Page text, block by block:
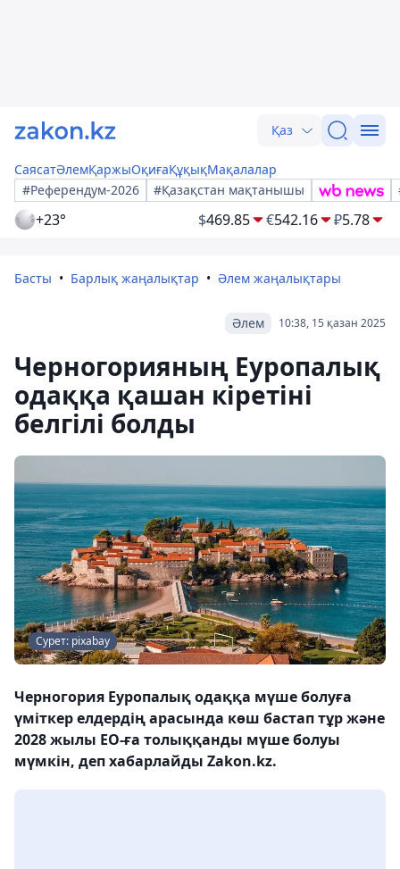
Қаз
СаясатӘлемҚаржыОқиғаҚұқықМақалалар
#Референдум-2026
#Қазақстан мақтанышы
+23° $469.85 €542.16 ₽5.78
Басты Барлық жаңалықтар Әлем жаңалықтары
10:38, 15 қазан 2025
Әлем
Черногорияның Еуропалық
одаққа қашан кіретіні
белгілі болды
Сурет: pixabay
Черногория Еуропалық одаққа мүше болуға
үміткер елдердің арасында көш бастап тұр және
2028 жылы ЕО-ға толыққанды мүше болуы
мүмкін, деп хабарлайды Zakon.kz.